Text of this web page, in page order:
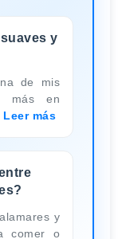
y
de mis
más en
Leer más
y
comer o